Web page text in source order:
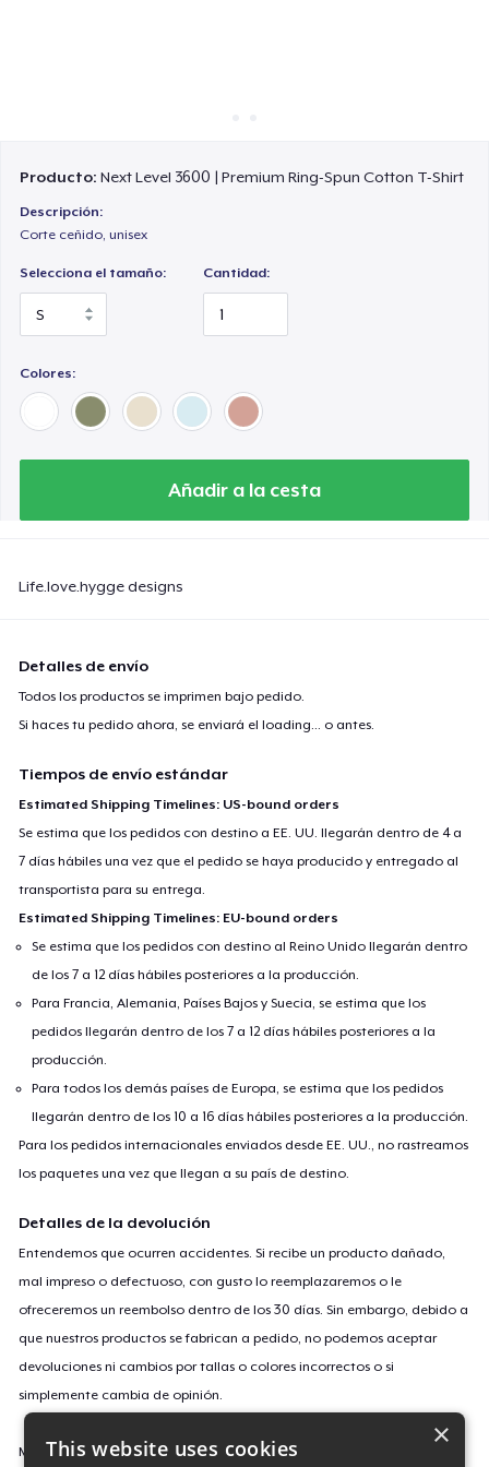
Producto:Next Level 3600 | Premium Ring-Spun Cotton T-Shirt
Descripción:
Corte ceñido, unisex
Selecciona el tamaño: Cantidad:
Colores:
Añadir a la cesta
Life.love.hygge designs
Detalles de envío
Todos los productos se imprimen bajo pedido.
Si haces tu pedido ahora, se enviará elloading... o antes.
Tiempos de envío estándar
Estimated Shipping Timelines: US-bound orders
Se estima que los pedidos con destino a EE. UU. llegarán dentro de 4 a
7 días hábiles una vez que el pedido se haya producido y entregado al
transportista para su entrega.
Estimated Shipping Timelines: EU-bound orders
Se estima que los pedidos con destino al Reino Unido llegarán dentro
de los 7 a 12 días hábiles posteriores a la producción.
Para Francia, Alemania, Países Bajos y Suecia, se estima que los
pedidos llegarán dentro de los 7 a 12 días hábiles posteriores a la
producción.
Para todos los demás países de Europa, se estima que los pedidos
llegarán dentro de los 10 a 16 días hábiles posteriores a la producción.
Para los pedidos internacionales enviados desde EE. UU., no rastreamos
los paquetes una vez que llegan a su país de destino.
Detalles de la devolución
Entendemos que ocurren accidentes. Si recibe un producto dañado,
mal impreso o defectuoso, con gusto lo reemplazaremos o le
ofreceremos un reembolso dentro de los 30 días. Sin embargo, debido a
que nuestros productos se fabrican a pedido, no podemos aceptar
devoluciones ni cambios por tallas o colores incorrectos o si
simplemente cambia de opinión.
Más información sobre nuestra política de devoluciones ×
This website uses cookies